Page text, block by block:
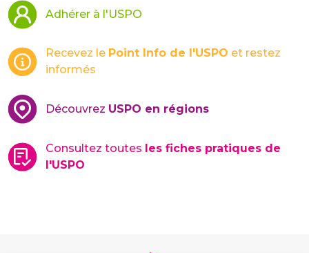
Adhérer à l'USPO
Recevez le Point Info de l'USPO et restez
informés
Découvrez USPO en régions
Consultez toutes les fiches pratiques de
l'USPO